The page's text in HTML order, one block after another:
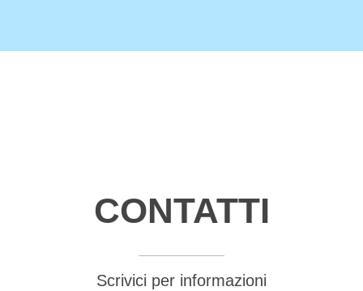
CONTATTI
Scrivici per informazioni